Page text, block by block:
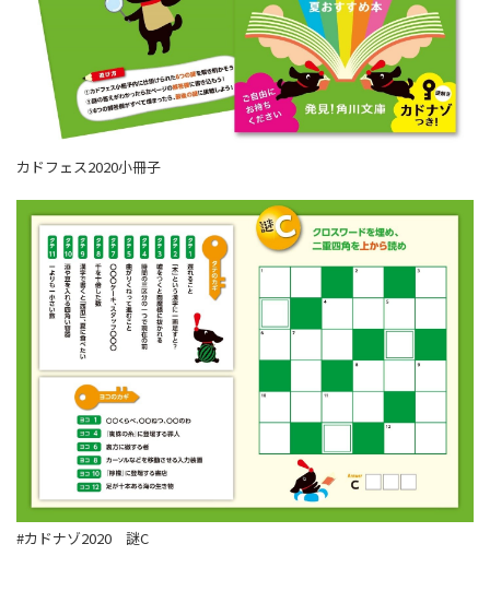
カドフェス2020小冊子
#カドナゾ2020 謎C